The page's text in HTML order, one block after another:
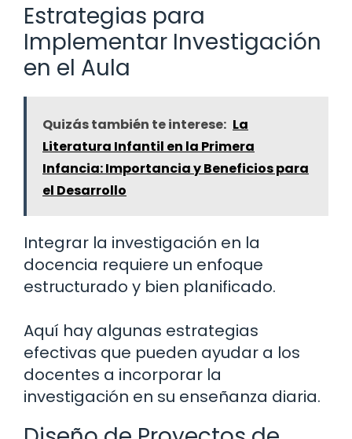
Estrategias para
Implementar Investigación
en el Aula
Quizás también te interese: La
Literatura Infantil en la Primera
Infancia: Importancia y Beneficios para
el Desarrollo
Integrar la investigación en la
docencia requiere un enfoque
estructurado y bien planificado.
Aquí hay algunas estrategias
efectivas que pueden ayudar a los
docentes a incorporar la
investigación en su enseñanza diaria.